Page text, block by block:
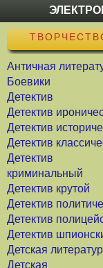
Античная
Боевики
Детектив
Детектив
Детектив
Детектив
Детектив
криминальный
Детектив крутой
Детектив
Детектив
Детектив
Детская
Детская